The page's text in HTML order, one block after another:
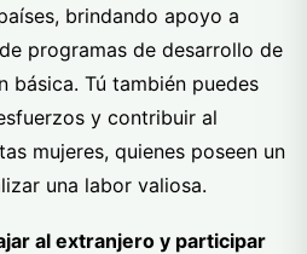
brindando apoyo a
programas de desarrollo de
básica. Tú también puedes
y contribuir al
mujeres, quienes poseen un
una labor valiosa.
al extranjero y participar